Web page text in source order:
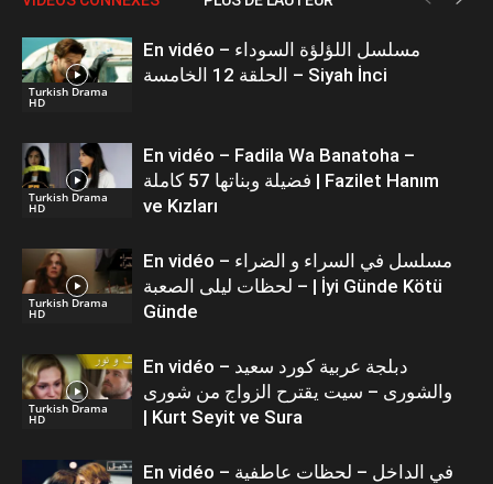
Turkish Drama
HD
En vidéo – مسلسل اللؤلؤة السوداء
الحلقة 12 الخامسة – Siyah İnci
Turkish Drama
HD
En vidéo – Fadila Wa Banatoha –
فضيلة وبناتها 57 كاملة | Fazilet Hanım
ve Kızları
Turkish Drama
HD
En vidéo – مسلسل في السراء و الضراء
– لحظات ليلى الصعبة | İyi Günde Kötü
Günde
Turkish Drama
HD
En vidéo – دبلجة عربية كورد سعيد
والشورى – سيت يقترح الزواج من شورى
| Kurt Seyit ve Sura
En vidéo – في الداخل – لحظات عاطفية